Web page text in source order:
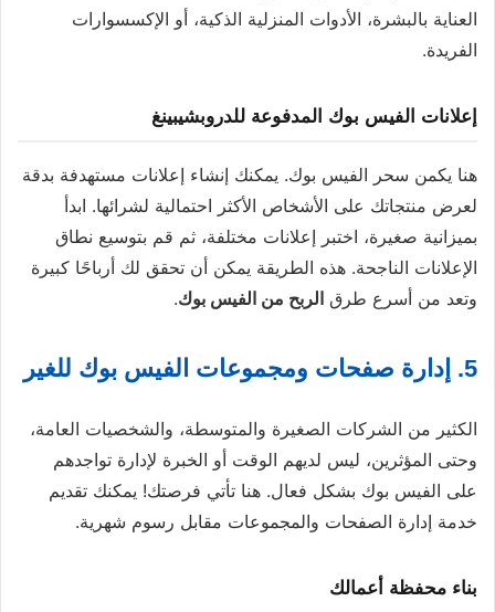
العناية بالبشرة، الأدوات المنزلية الذكية، أو الإكسسوارات
الفريدة.
إعلانات الفيس بوك المدفوعة للدروبشيبينغ
هنا يكمن سحر الفيس بوك. يمكنك إنشاء إعلانات مستهدفة بدقة
لعرض منتجاتك على الأشخاص الأكثر احتمالية لشرائها. ابدأ
بميزانية صغيرة، اختبر إعلانات مختلفة، ثم قم بتوسيع نطاق
الإعلانات الناجحة. هذه الطريقة يمكن أن تحقق لك أرباحًا كبيرة
وتعد من أسرع طرق الربح من الفيس بوك.
5. إدارة صفحات ومجموعات الفيس بوك للغير
الكثير من الشركات الصغيرة والمتوسطة، والشخصيات العامة،
وحتى المؤثرين، ليس لديهم الوقت أو الخبرة لإدارة تواجدهم
على الفيس بوك بشكل فعال. هنا تأتي فرصتك! يمكنك تقديم
خدمة إدارة الصفحات والمجموعات مقابل رسوم شهرية.
بناء محفظة أعمالك